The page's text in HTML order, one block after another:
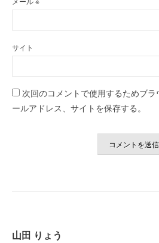
サイト
次回のコメントで使用するためブ
ールアドレス、サイトを保存する。
山田 りょう